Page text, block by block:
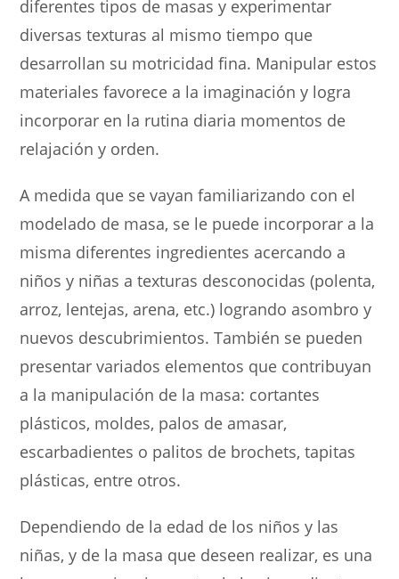
diferentes tipos de masas y experimentar
diversas texturas al mismo tiempo que
desarrollan su motricidad fina. Manipular estos
materiales favorece a la imaginación y logra
incorporar en la rutina diaria momentos de
relajación y orden.
A medida que se vayan familiarizando con el
modelado de masa, se le puede incorporar a la
misma diferentes ingredientes acercando a
niños y niñas a texturas desconocidas (polenta,
arroz, lentejas, arena, etc.) logrando asombro y
nuevos descubrimientos. También se pueden
presentar variados elementos que contribuyan
a la manipulación de la masa: cortantes
plásticos, moldes, palos de amasar,
escarbadientes o palitos de brochets, tapitas
plásticas, entre otros.
Dependiendo de la edad de los niños y las
niñas, y de la masa que deseen realizar, es una